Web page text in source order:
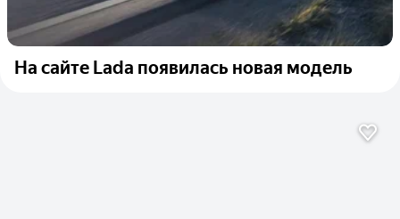
На сайте Lada появилась новая модель